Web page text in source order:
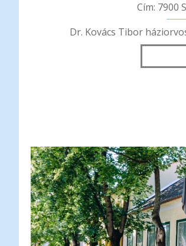
Cím: 7900
Dr. Kovács Tibor